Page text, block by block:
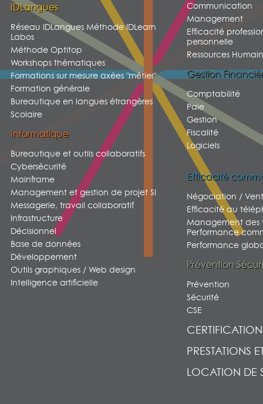
IDLangues
Réseau IDLangues Méthode IDLearn
Labos
Méthode Optitop
Workshops thématiques
Formations sur mesure axées "métier"
Formation générale
Bureautique en langues étrangères
Scolaire
Informatique
Bureautique et outils collaboratifs
Cybersécurité
Mainframe
Management et gestion de projet SI
Messagerie, travail collaboratif
Infrastructure
Décisionnel
Base de données
Développement
Outils graphiques / Web design
Intelligence artificielle
Communication
Management
Efficacité
personnelle
Ressources
Gestion
Comptabilité
Paie
Gestion
Fiscalité
Logiciels
Efficacité
Négociation /
Efficacité au
Management des
Performance
Performance
Prévention
Prévention
Sécurité
CSE
PRESTATIONS
LOCATION DE